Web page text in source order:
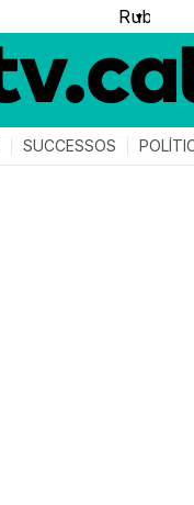
▼
SUCCESSOS